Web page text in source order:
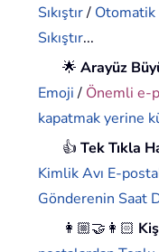
Sıkıştır/ Otomatik
Sıkıştır...
🌟Arayüz
Emoji/ Önemli e-
kapatmak yerine
👍Tek Tıkla
Kimlik Avı E-
Gönderenin Saat
👩🏼‍🤝‍👩🏻